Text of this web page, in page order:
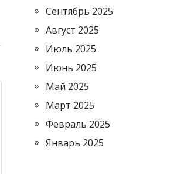
Сентябрь 2025
Август 2025
Июль 2025
Июнь 2025
Май 2025
Март 2025
Февраль 2025
Январь 2025